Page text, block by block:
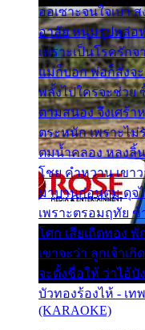
ออเซาะจนใจเบา
อาลัย หนุ่มรูปหล่อ
เพราะเป็นโรครักจ
แม่ก็บอก พ่อก็สั่งจ
พลั้งไปใครจะช่วย
ตามสนอง จึงเศร้า
ตระหนัก เพราะไ
ตมน้ำคลอง หลงลิ้
โชย คำหวาน เขา
มาบานก่อนตูม ดุจ
เพราะตรอมฤทัย ข้
โศก เสียเถิดทอง
เขาจะว่า ลูกเจ้าเ
จะตั้งชื่อให้ ว่าไอ้บั
บัวทองร้องไห้ - เ
(KARAOKE)